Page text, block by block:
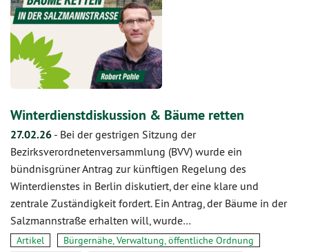
Winterdienstdiskussion & Bäume retten
27.02.26 - Bei der gestrigen Sitzung der
Bezirksverordnetenversammlung (BVV) wurde ein
bündnisgrüner Antrag zur künftigen Regelung des
Winterdienstes in Berlin diskutiert, der eine klare und
zentrale Zuständigkeit fordert. Ein Antrag, der Bäume in der
Salzmannstraße erhalten will, wurde…
Artikel
Bürgernähe, Verwaltung, öffentliche Ordnung